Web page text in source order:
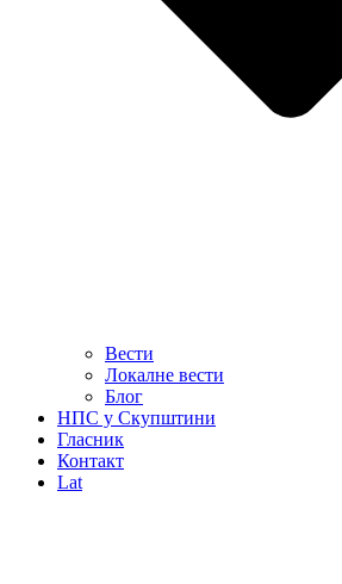
Вести
Локалне вести
Блог
НПС у Скупштини
Гласник
Контакт
Lat